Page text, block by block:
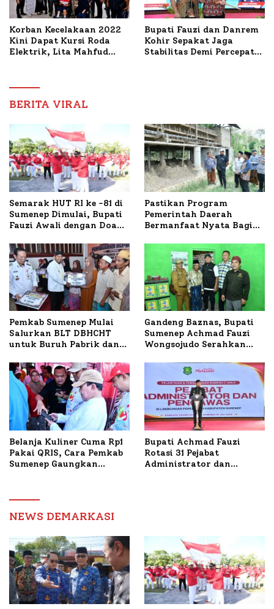
Korban Kecelakaan 2022
Kini Dapat Kursi Roda
Elektrik, Lita Mahfud
Nabil
Bupati Fauzi dan Danrem
Kohir Sepakat Jaga
Stabilitas Demi Percepat
BERITA VIRAL
Semarak HUT RI ke -81 di
Sumenep Dimulai, Bupati
Fauzi Awali dengan Doa
Terbakar
Pastikan Program
Pemerintah Daerah
Bermanfaat Nyata Bagi
Sumenep Tinjau Langsung
Budidaya Lele dan Ayam
Petelur di Desa Bataal
Timur
Pemkab Sumenep Mulai
Salurkan BLT DBHCHT
untuk Buruh Pabrik dan
Gandeng Baznas, Bupati
Sumenep Achmad Fauzi
Wongsojudo Serahkan
Dua Kecamatan
Belanja Kuliner Cuma Rp1
Pakai QRIS, Cara Pemkab
Sumenep Gaungkan
Bupati Achmad Fauzi
Rotasi 31 Pejabat
Administrator dan
NEWS DEMARKASI